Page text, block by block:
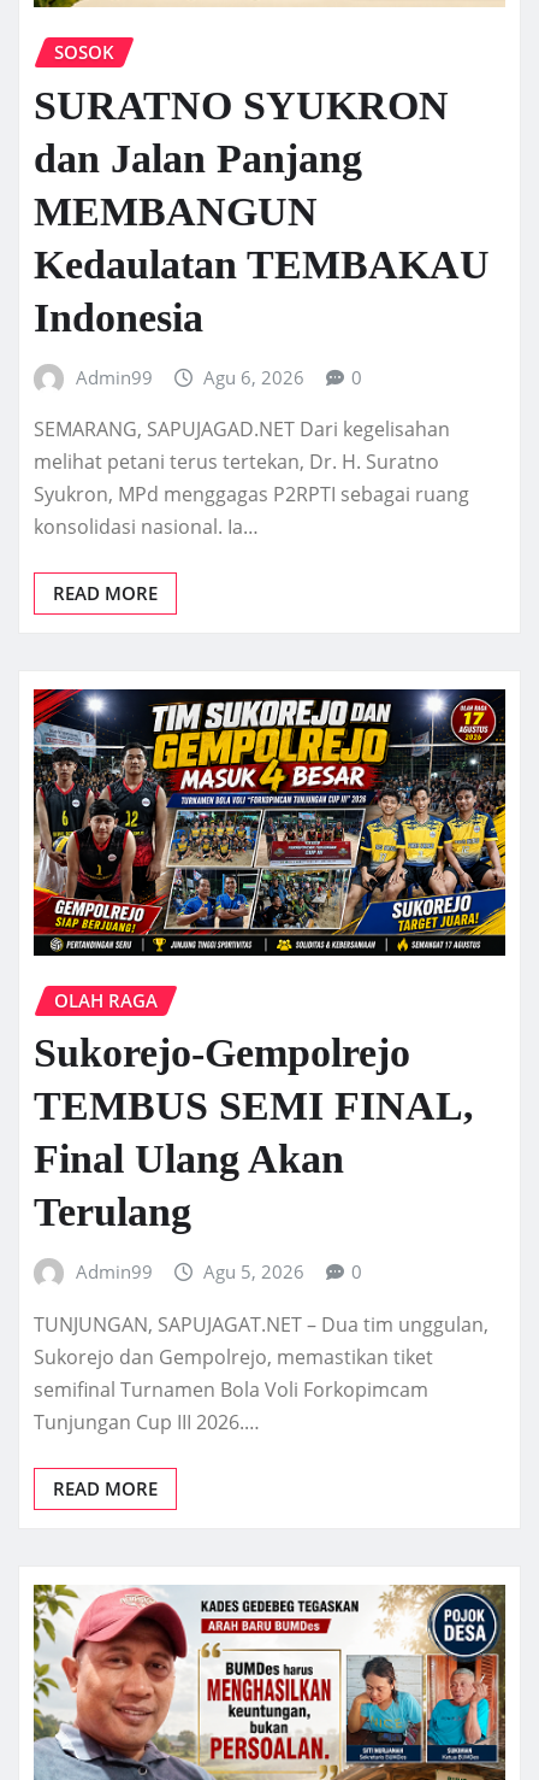
SOSOK
SURATNO SYUKRON
dan Jalan Panjang
MEMBANGUN
Kedaulatan TEMBAKAU
Indonesia
Admin99 Agu 6, 2026 0
SEMARANG, SAPUJAGAD.NET Dari kegelisahan
melihat petani terus tertekan, Dr. H. Suratno
Syukron, MPd menggagas P2RPTI sebagai ruang
konsolidasi nasional. Ia…
READ MORE
OLAH RAGA
Sukorejo-Gempolrejo
TEMBUS SEMI FINAL,
Final Ulang Akan
Terulang
Admin99 Agu 5, 2026 0
TUNJUNGAN, SAPUJAGAT.NET – Dua tim unggulan,
Sukorejo dan Gempolrejo, memastikan tiket
semifinal Turnamen Bola Voli Forkopimcam
Tunjungan Cup III 2026.…
READ MORE